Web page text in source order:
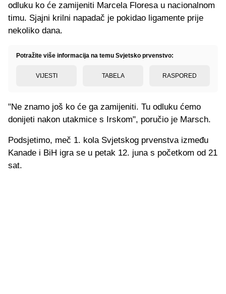
odluku ko će zamijeniti Marcela Floresa u nacionalnom
timu. Sjajni krilni napadač je pokidao ligamente prije
nekoliko dana.
Potražite više informacija na temu Svjetsko prvenstvo:
VIJESTI TABELA RASPORED
"Ne znamo još ko će ga zamijeniti. Tu odluku ćemo
donijeti nakon utakmice s Irskom", poručio je Marsch.
Podsjetimo, meč 1. kola Svjetskog prvenstva između
Kanade i BiH igra se u petak 12. juna s početkom od 21
sat.